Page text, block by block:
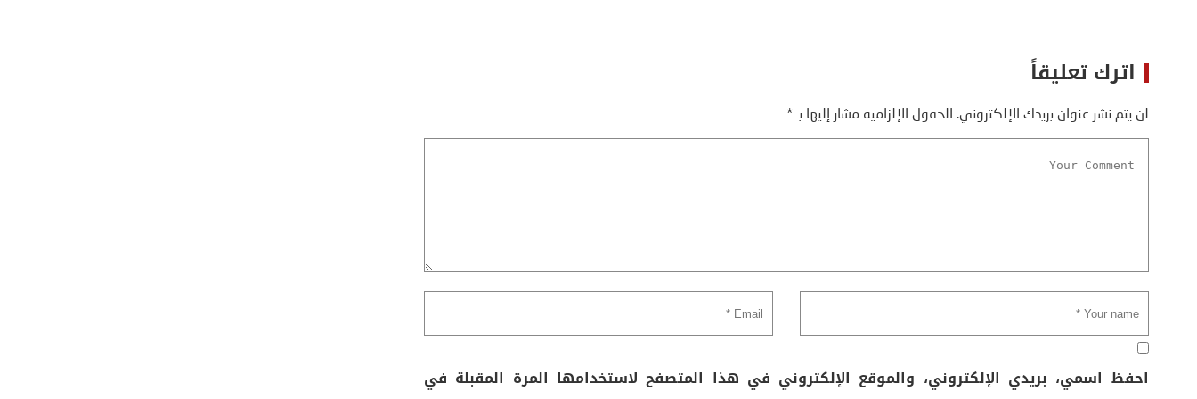
اترك تعليقاً
لن يتم نشر عنوان بريدك الإلكتروني. الحقول الإلزامية مشار إليها بـ*
احفظ اسمي، بريدي الإلكتروني، والموقع الإلكتروني في هذا المتصفح لاستخدامها المرة المقبلة في